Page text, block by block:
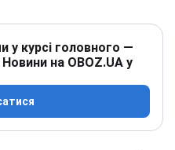
у курсі головного —
на OBOZ.UA у